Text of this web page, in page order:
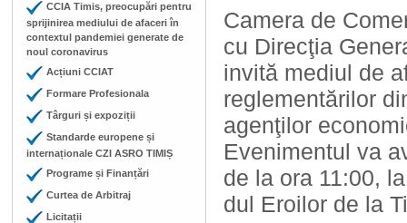
CCIA Timis, preocupări pentru
sprijinirea mediului de afaceri în
contextul pandemiei generate de
noul coronavirus
Acțiuni CCIAT
Formare Profesionala
Târguri și expoziții
Standarde europene și
internaționale CZI ASRO TIMIȘ
Programe și Finanțări
Curtea de Arbitraj
Licitații
Camera de
cu Direcţia
invită mediul de
reglementărilor
agenţilor
Evenimentul va
de la ora 11:00,
dul Eroilor de la